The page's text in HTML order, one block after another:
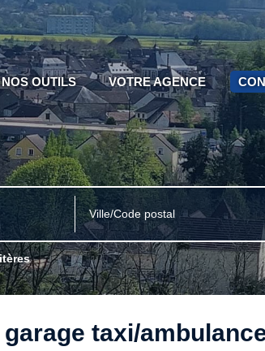
NOS OUTILS VOTRE AGENCE
Ville/Code postal
taxi/